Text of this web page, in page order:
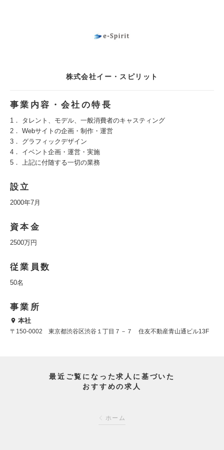
株式会社イー・スピリット
事業内容・会社の特長
1． タレント、モデル、一般消費者のキャスティング
2． Webサイトの企画・制作・運営
3． グラフィックデザイン
4． イベント企画・運営・実施
5． 上記に付随する一切の業務
設立
2000年7月
資本金
2500万円
従業員数
50名
事業所
本社
〒150-0002 東京都渋谷区渋谷１丁目７－７ 住友不動産青山通ビル13F
最近ご覧になった求人に基づいた
おすすめの求人
ホーム